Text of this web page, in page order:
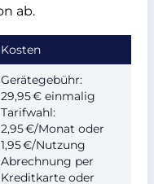
ab.
Kosten
Gerätegebühr:
29,95 € einmalig
Tarifwahl:
2,95 €/Monat oder
1,95 €/Nutzung
Abrechnung per
Kreditkarte oder